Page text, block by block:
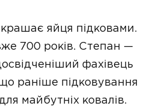
яйця підковами.
700 років. Степан —
фахівець
раніше підковування
майбутніх ковалів.